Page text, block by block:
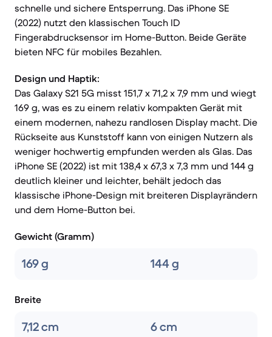
schnelle und sichere Entsperrung. Das iPhone SE
(2022) nutzt den klassischen Touch ID
Fingerabdrucksensor im Home-Button. Beide Geräte
bieten NFC für mobiles Bezahlen.
Design und Haptik:
Das Galaxy S21 5G misst 151,7 x 71,2 x 7,9 mm und wiegt
169 g, was es zu einem relativ kompakten Gerät mit
einem modernen, nahezu randlosen Display macht. Die
Rückseite aus Kunststoff kann von einigen Nutzern als
weniger hochwertig empfunden werden als Glas. Das
iPhone SE (2022) ist mit 138,4 x 67,3 x 7,3 mm und 144 g
deutlich kleiner und leichter, behält jedoch das
klassische iPhone-Design mit breiteren Displayrändern
und dem Home-Button bei.
Gewicht (Gramm)
169 g 144 g
Breite
7,12 cm 6 cm